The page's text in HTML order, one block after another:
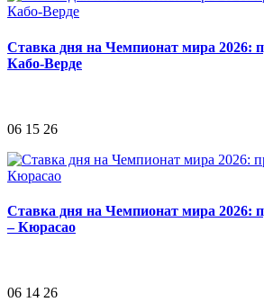
Ставка дня на Чемпионат мира 2026:
Кабо-Верде
06 15 26
Ставка дня на Чемпионат мира 2026:
– Кюрасао
06 14 26